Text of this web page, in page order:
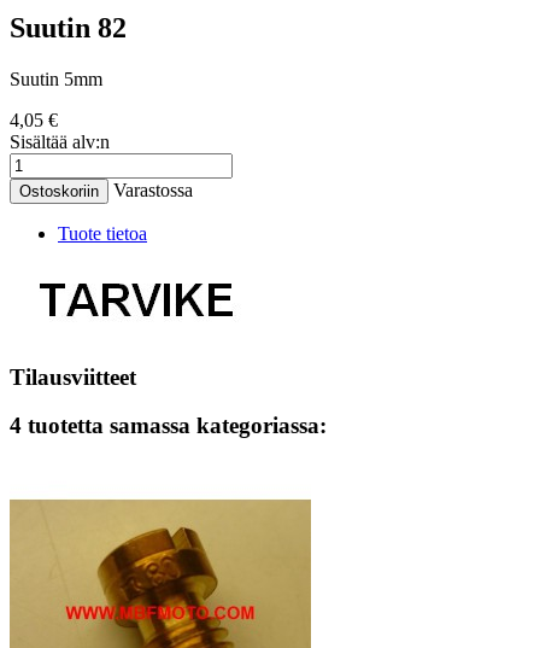
Suutin 82
Suutin 5mm
4,05 €
Sisältää alv:n
Ostoskoriin Varastossa
Tuote tietoa
Tilausviitteet
4 tuotetta samassa kategoriassa: